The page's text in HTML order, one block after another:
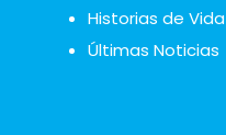
Historias de Vida
Últimas Noticias